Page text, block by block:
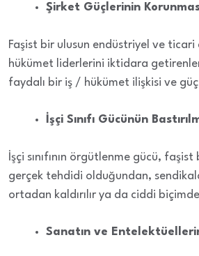
Şirket Güçlerinin
Faşist bir ulusun endüstriyel ve
hükümet liderlerini iktidara
faydalı bir iş / hükümet ilişkisi ve
İşçi Sınıfı Gücünün
İşçi sınıfının örgütlenme gücü,
gerçek tehdidi olduğundan,
ortadan kaldırılır ya da ciddi biçimde
Sanatın ve